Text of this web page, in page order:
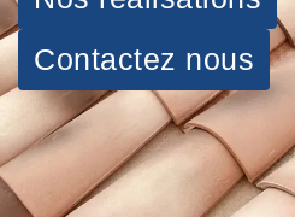
Contactez nous